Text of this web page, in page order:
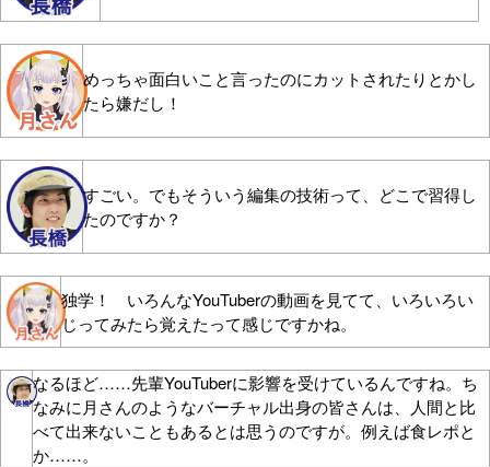
めっちゃ面白いこと言ったのにカットされたりとかし
たら嫌だし！
すごい。でもそういう編集の技術って、どこで習得し
たのですか？
独学！ いろんなYouTuberの動画を見てて、いろいろい
じってみたら覚えたって感じですかね。
なるほど……先輩YouTuberに影響を受けているんですね。ち
なみに月さんのようなバーチャル出身の皆さんは、人間と比
べて出来ないこともあるとは思うのですが。例えば食レポと
か……。